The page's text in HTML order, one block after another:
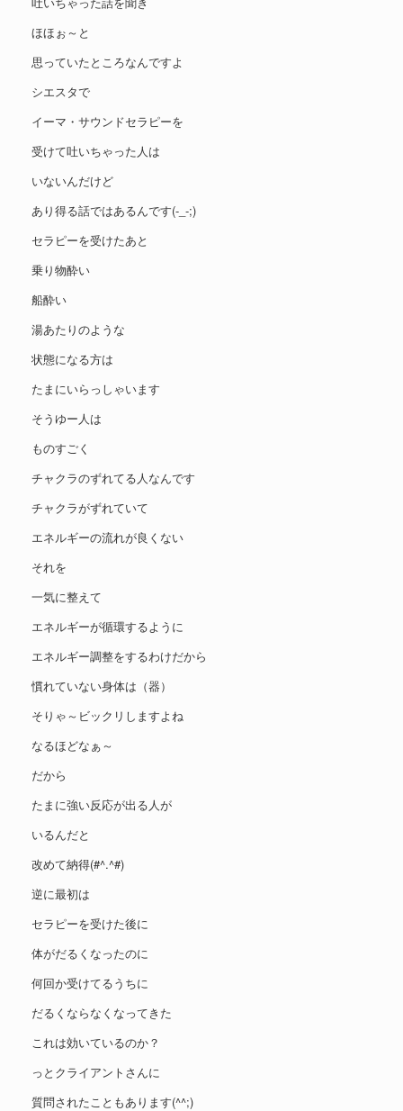
ほほぉ～と
思っていたところなんですよ
シエスタで
イーマ・サウンドセラピーを
受けて吐いちゃった人は
いないんだけど
あり得る話ではあるんです(-_-;)
セラピーを受けたあと
乗り物酔い
船酔い
湯あたりのような
状態になる方は
たまにいらっしゃいます
そうゆー人は
ものすごく
チャクラのずれてる人なんです
チャクラがずれていて
エネルギーの流れが良くない
それを
一気に整えて
エネルギーが循環するように
エネルギー調整をするわけだから
慣れていない身体は（器）
そりゃ～ビックリしますよね
なるほどなぁ～
だから
たまに強い反応が出る人が
いるんだと
改めて納得(#^.^#)
逆に最初は
セラピーを受けた後に
体がだるくなったのに
何回か受けてるうちに
だるくならなくなってきた
これは効いているのか？
っとクライアントさんに
質問されたこともあります(^^;)